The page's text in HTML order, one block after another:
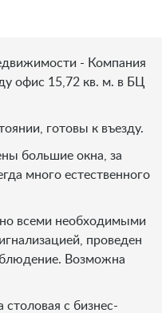
- Компания
офис 15,72 кв. м. в БЦ
готовы к въезду.
большие окна, за
много естественного
всеми необходимыми
проведен
Возможна
с бизнес-